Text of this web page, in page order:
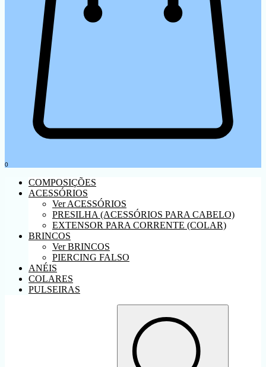
0
COMPOSIÇÕES
ACESSÓRIOS
Ver ACESSÓRIOS
PRESILHA (ACESSÓRIOS PARA CABELO)
EXTENSOR PARA CORRENTE (COLAR)
BRINCOS
Ver BRINCOS
PIERCING FALSO
ANÉIS
COLARES
PULSEIRAS